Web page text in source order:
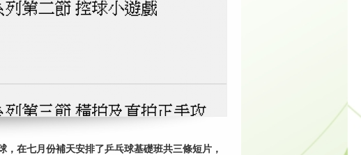
在七月份補天安排了乒乓球基礎班共三條短片，